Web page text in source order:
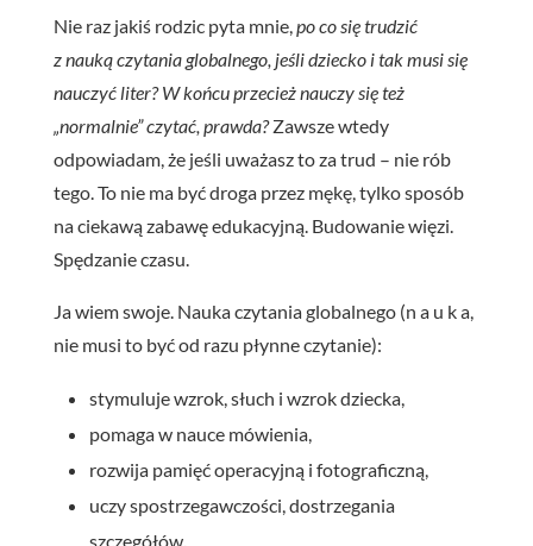
Nie raz jakiś rodzic pyta mnie, po co się trudzić
z nauką czytania globalnego, jeśli dziecko i tak musi się
nauczyć liter? W końcu przecież nauczy się też
„normalnie” czytać, prawda?Zawsze wtedy
odpowiadam, że jeśli uważasz to za trud – nie rób
tego. To nie ma być droga przez mękę, tylko sposób
na ciekawą zabawę edukacyjną. Budowanie więzi.
Spędzanie czasu.
Ja wiem swoje. Nauka czytania globalnego (n a u k a,
nie musi to być od razu płynne czytanie):
stymuluje wzrok, słuch i wzrok dziecka,
pomaga w nauce mówienia,
rozwija pamięć operacyjną i fotograficzną,
uczy spostrzegawczości, dostrzegania
szczegółów,